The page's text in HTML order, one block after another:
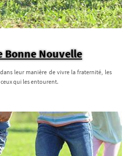
Bonne Nouvelle
leur manière de vivre la fraternité, les
qui les entourent.